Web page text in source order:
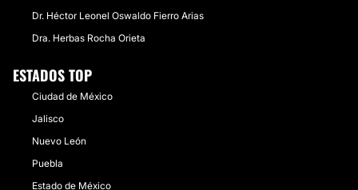
Dr. Héctor Leonel Oswaldo Fierro Arias
Dra. Herbas Rocha Orieta
ESTADOS TOP
Ciudad de México
Jalisco
Nuevo León
Puebla
Estado de México